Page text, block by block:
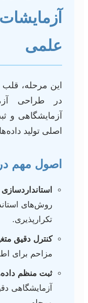
علمی
این مرحله،
در طراحی
آزمایشگاهی و
اصلی تولید
اصول مهم
روش‌های
تکرارپذیری.
کنترل دقیق
مزاحم برای
ثبت منظم
آزمایشگاهی